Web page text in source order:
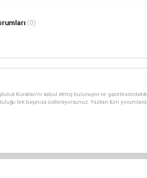
(0)
Kuralları’nı kabul etmiş bulunuyor ve
tek başınıza üstleniyorsunuz. Yazılan tüm